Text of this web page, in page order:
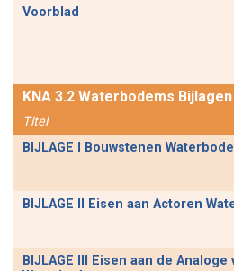
Voorblad
KNA 3.2 Waterbodems Bijlagen
Titel
BIJLAGE I Bouwstenen
BIJLAGE II Eisen aan Actoren
BIJLAGE III Eisen aan de